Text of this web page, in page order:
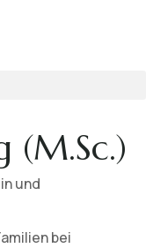
(M.Sc.)
und
bei